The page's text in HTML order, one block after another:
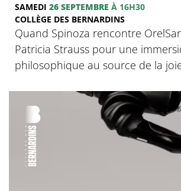
SAMEDI 26 SEPTEMBRE À 16H30
COLLÈGE DES BERNARDINS
Quand Spinoza rencontre
Patricia Strauss pour une
philosophique au source de la